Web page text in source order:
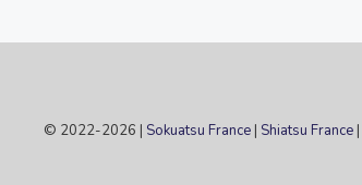
© 2022-2026 | Sokuatsu France | Shiatsu France |